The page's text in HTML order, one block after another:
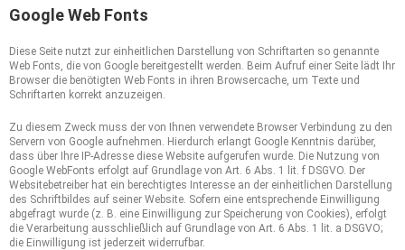
Google Web Fonts
Diese Seite nutzt zur einheitlichen Darstellung von Schriftarten so genannte
Web Fonts, die von Google bereitgestellt werden. Beim Aufruf einer Seite lädt Ihr
Browser die benötigten Web Fonts in ihren Browsercache, um Texte und
Schriftarten korrekt anzuzeigen.
Zu diesem Zweck muss der von Ihnen verwendete Browser Verbindung zu den
Servern von Google aufnehmen. Hierdurch erlangt Google Kenntnis darüber,
dass über Ihre IP-Adresse diese Website aufgerufen wurde. Die Nutzung von
Google WebFonts erfolgt auf Grundlage von Art. 6 Abs. 1 lit. f DSGVO. Der
Websitebetreiber hat ein berechtigtes Interesse an der einheitlichen Darstellung
des Schriftbildes auf seiner Website. Sofern eine entsprechende Einwilligung
abgefragt wurde (z. B. eine Einwilligung zur Speicherung von Cookies), erfolgt
die Verarbeitung ausschließlich auf Grundlage von Art. 6 Abs. 1 lit. a DSGVO;
die Einwilligung ist jederzeit widerrufbar.